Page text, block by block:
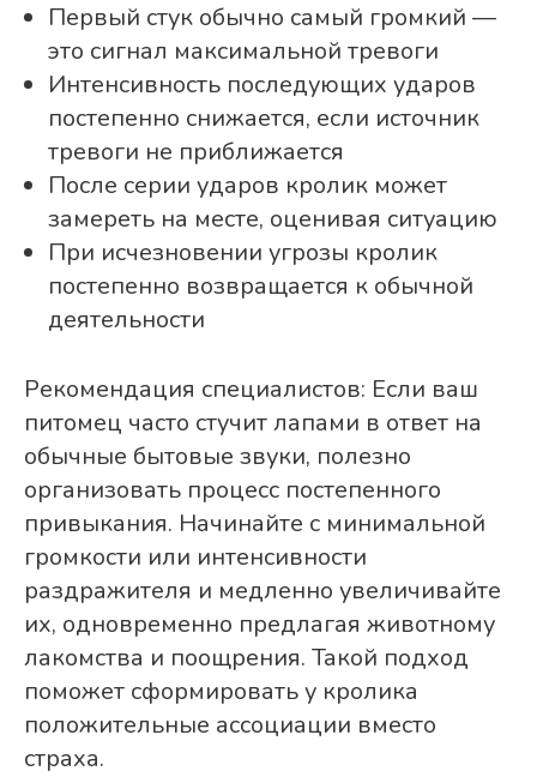
Первый стук обычно самый громкий —
это сигнал максимальной тревоги
Интенсивность последующих ударов
постепенно снижается, если источник
тревоги не приближается
После серии ударов кролик может
замереть на месте, оценивая ситуацию
При исчезновении угрозы кролик
постепенно возвращается к обычной
деятельности
Рекомендация специалистов: Если ваш
питомец часто стучит лапами в ответ на
обычные бытовые звуки, полезно
организовать процесс постепенного
привыкания. Начинайте с минимальной
громкости или интенсивности
раздражителя и медленно увеличивайте
их, одновременно предлагая животному
лакомства и поощрения. Такой подход
поможет сформировать у кролика
положительные ассоциации вместо
страха.